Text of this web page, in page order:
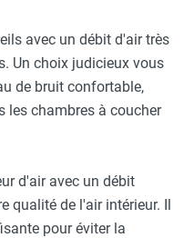
avec un débit d'air très
Un choix judicieux vous
de bruit confortable,
les chambres à coucher
d'air avec un débit
qualité de l'air intérieur. Il
pour éviter la